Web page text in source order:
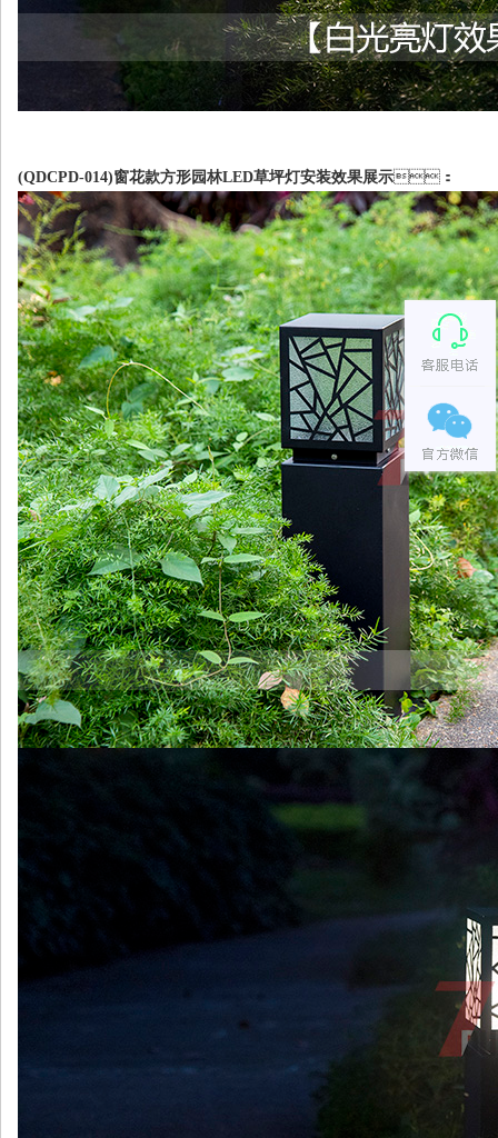
(QDCPD-014)窗花款方形园林LED草坪灯安装效果展示：